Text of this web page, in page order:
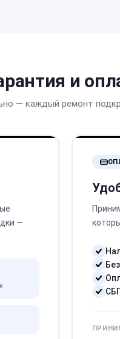
и
— каждый ремонт
—